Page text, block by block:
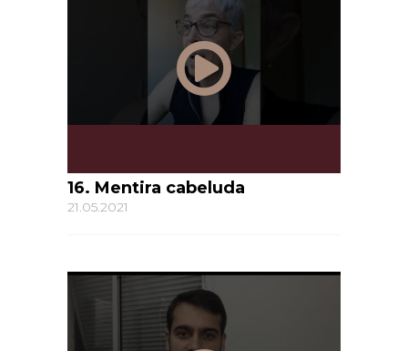
16. Mentira cabeluda
21.05.2021